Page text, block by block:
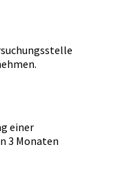
einer
3 Monaten